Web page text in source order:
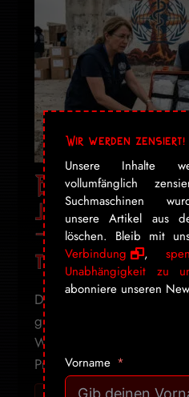
Erst Covid
jetzt
– die WHO
treu
Die WHO packt den
gut, macht euch keine
Protokolle schult, ist das
Wir werden zensiert!
Unsere Inhalte
vollumfänglich
Suchmaschinen
unsere Artikel aus
löschen. Bleib mit
Verbindung
,
Unabhängigkeit zu
abonniere unseren
Vorname